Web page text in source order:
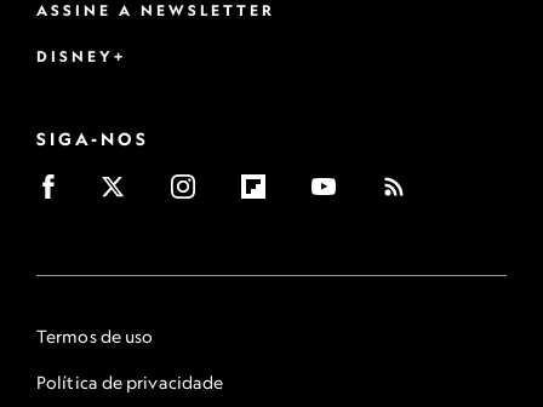
ASSINE A NEWSLETTER
DISNEY+
SIGA-NOS
Termos de uso
Política de privacidade